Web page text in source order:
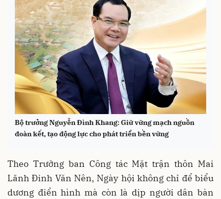
Bộ trưởng Nguyễn Đình Khang: Giữ vững mạch nguồn
đoàn kết, tạo động lực cho phát triển bền vững
Theo Trưởng ban Công tác Mặt trận thôn Mai
Lãnh Đinh Văn Nên, Ngày hội không chỉ để biểu
dương điển hình mà còn là dịp người dân bàn